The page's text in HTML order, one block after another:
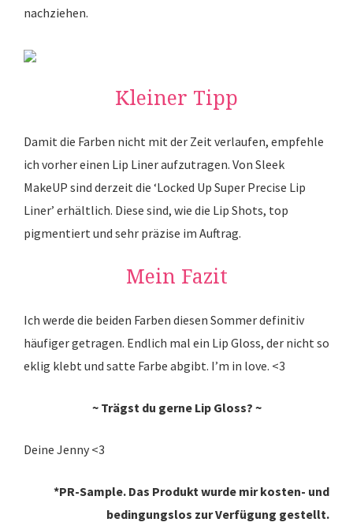
nachziehen.
Kleiner Tipp
Damit die Farben nicht mit der Zeit verlaufen, empfehle
ich vorher einen Lip Liner aufzutragen. Von Sleek
MakeUP sind derzeit die ‘Locked Up Super Precise Lip
Liner’ erhältlich. Diese sind, wie die Lip Shots, top
pigmentiert und sehr präzise im Auftrag.
Mein Fazit
Ich werde die beiden Farben diesen Sommer definitiv
häufiger getragen. Endlich mal ein Lip Gloss, der nicht so
eklig klebt und satte Farbe abgibt. I’m in love. <3
~ Trägst du gerne Lip Gloss? ~
Deine Jenny <3
*PR-Sample. Das Produkt wurde mir kosten- und
bedingungslos zur Verfügung gestellt.